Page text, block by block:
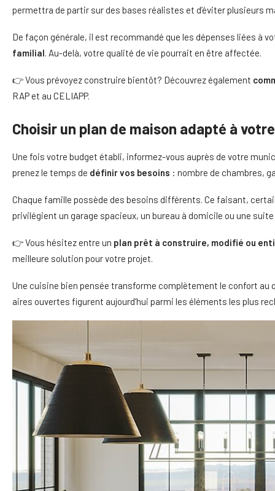
permettra de partir sur des bases réalistes et d’éviter plusieurs
De façon générale, il est recommandé que les dépenses liées à
familial. Au-delà, votre qualité de vie pourrait en être affectée.
👉 Vous prévoyez construire bientôt? Découvrez également
RAP et au CELIAPP.
Choisir un plan de maison adapté à
Une fois votre budget établi, informez-vous auprès de votre
prenez le temps de définir vos besoins : nombre de chambres,
Chaque famille possède des besoins différents. Ce faisant,
privilégient un garage spacieux, un bureau à domicile ou une
👉 Vous hésitez entre un plan prêt à construire, modifié ou
meilleure solution pour votre projet.
Une cuisine bien pensée transforme complètement le confort au
aires ouvertes figurent aujourd’hui parmi les éléments les plus